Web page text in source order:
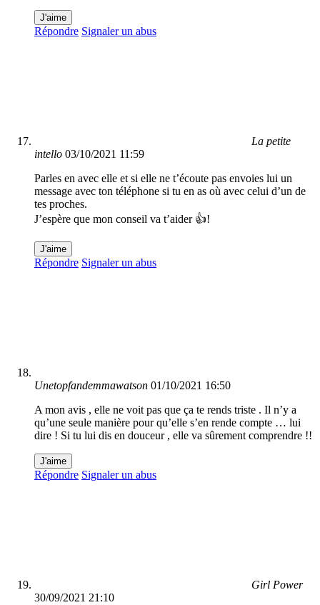
J'aime
Répondre Signaler un abus
La petite
intello 03/10/2021 11:59
Parles en avec elle et si elle ne t’écoute pas envoies lui un
message avec ton téléphone si tu en as où avec celui d’un de
tes proches.
J’espère que mon conseil va t’aider 👍!
J'aime
Répondre Signaler un abus
Unetopfandemmawatson 01/10/2021 16:50
A mon avis , elle ne voit pas que ça te rends triste . Il n’y a
qu’une seule manière pour qu’elle s’en rende compte … lui
dire ! Si tu lui dis en douceur , elle va sûrement comprendre !!
J'aime
Répondre Signaler un abus
Girl Power
30/09/2021 21:10